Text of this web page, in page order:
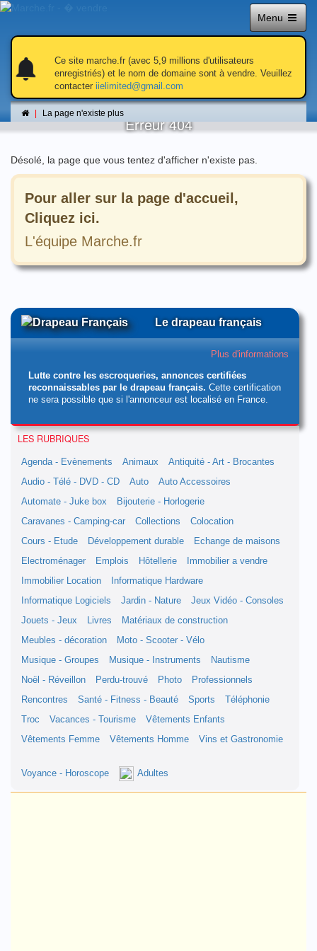
Menu
notifications
notifications
Ce site marche.fr (avec 5,9 millions d'utilisateurs
enregistriés) et le nom de domaine sont à vendre. Veuillez
contacter iielimited@gmail.com
La page n'existe plusLa page n'existe plus
Erreur 404
Désolé, la page que vous tentez d'afficher n'existe pas.
Pour aller sur la page d'accueil,
Cliquez ici.
L'équipe Marche.fr
Le drapeau français
Plus d'informations
Lutte contre les escroqueries, annonces certifiées
reconnaissables par le drapeau français. Cette certification
ne sera possible que si l'annonceur est localisé en France.
LES RUBRIQUES
Agenda - Evènements Animaux
Antiquité - Art - Brocantes
Audio - Télé - DVD - CD
Auto
Auto Accessoires
Automate - Juke box
Bijouterie - Horlogerie
Caravanes - Camping-car
Collections
Colocation
Cours - Etude
Développement durable
Echange de maisons
Electroménager
Emplois Hôtellerie
Immobilier a vendre
Immobilier Location
Informatique Hardware
Informatique Logiciels
Jardin - Nature
Jeux Vidéo - Consoles
Jouets - Jeux
Livres
Matériaux de construction
Meubles - décoration
Moto - Scooter - Vélo
Musique - Groupes
Musique - Instruments
Nautisme
Noël - Réveillon
Perdu-trouvé Photo
Professionnels
Rencontres
Santé - Fitness - Beauté Sports
Téléphonie
Troc
Vacances - Tourisme
Vêtements Enfants
Vêtements Femme
Vêtements Homme Vins et Gastronomie
Voyance - Horoscope Adultes